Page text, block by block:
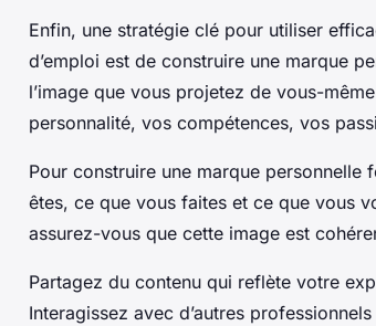
Enfin, une stratégie clé pour utiliser
d’emploi est de construire une marque
l’image que vous projetez de vous-
personnalité, vos compétences, vos
Pour construire une marque
êtes, ce que vous faites et ce que vous
assurez-vous que cette image est
Partagez du contenu qui reflète votre
Interagissez avec d’autres